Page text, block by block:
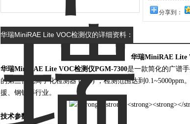
分享到：
华瑞MiniRAE Lite VOC检测仪的详细资料：
华瑞MiniRAE Lite
华瑞MiniRAE Lite VOC检测仪PGM-7300是一款简化的广谱
的第三代光离子化检测器 (PID) ，检测范围达到
援、钢铁等行业。
技术参数：